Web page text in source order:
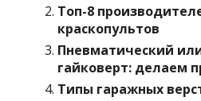
Топ-8
краскопультов
Пневматический
гайковерт: делаем
Типы гаражных